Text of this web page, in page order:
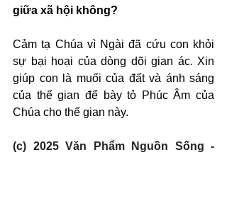
giữa xã hội không?
Cảm tạ Chúa vì Ngài đã cứu con khỏi
sự bại hoại của dòng dõi gian ác. Xin
giúp con là muối của đất và ánh sáng
của thế gian để bày tỏ Phúc Âm của
Chúa cho thế gian này.
(c) 2025 Văn Phẩm Nguồn Sống -